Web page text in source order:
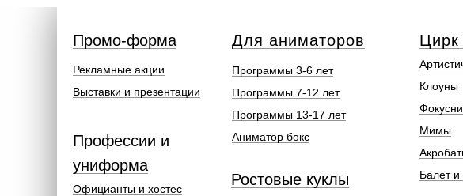
Рекламные акции
Выставки и презентации
Официанты и хостес
Промо-форма
Профессии и
униформа
Программы 3-6 лет
Программы 7-12 лет
Программы 13-17 лет
Аниматор бокс
Ростовые куклы
Для аниматоров
Клоуны
Мимы
Балет и